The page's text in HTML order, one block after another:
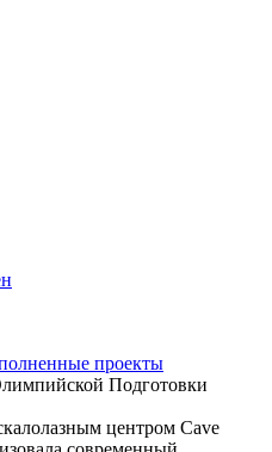
проекты
Подготовки
центром Cave